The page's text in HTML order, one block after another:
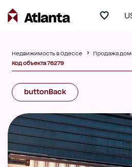
Недвижимость в Одессе Продажа
Код объекта 76279
buttonBack